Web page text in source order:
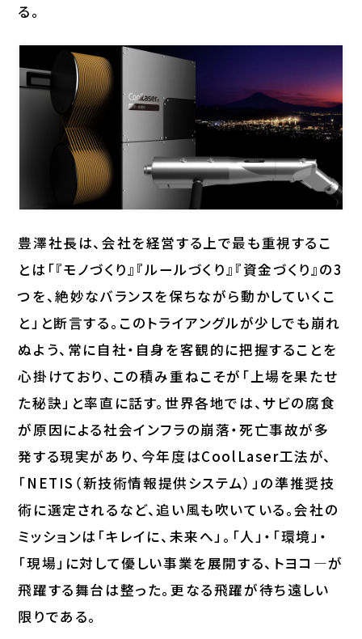
る。
豊澤社長は、会社を経営する上で最も重視するこ
とは「『モノづくり』『ルールづくり』『資金づくり』の3
つを、絶妙なバランスを保ちながら動かしていくこ
と」と断言する。このトライアングルが少しでも崩れ
ぬよう、常に自社・自身を客観的に把握することを
心掛けており、この積み重ねこそが「上場を果たせ
た秘訣」と率直に話す。世界各地では、サビの腐食
が原因による社会インフラの崩落・死亡事故が多
発する現実があり、今年度はCoolLaser工法が、
「NETIS（新技術情報提供システム）」の準推奨技
術に選定されるなど、追い風も吹いている。会社の
ミッションは「キレイに、未来へ」。「人」・「環境」・
「現場」に対して優しい事業を展開する、トヨコ―が
飛躍する舞台は整った。更なる飛躍が待ち遠しい
限りである。